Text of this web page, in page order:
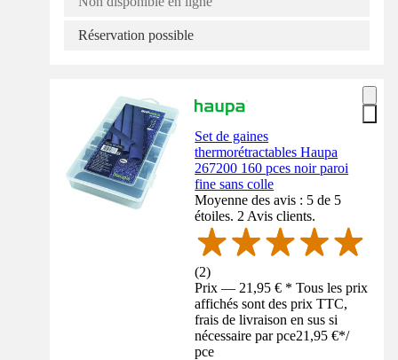
Réservation possible
Set de gaines
thermorétractables Haupa
267200 160 pces noir paroi
fine sans colle
Moyenne des avis : 5 de 5
étoiles. 2 Avis clients.
(2)
Prix — 21,95 € * Tous les prix
affichés sont des prix TTC,
frais de livraison en sus si
nécessaire par pce21,95 €*/
pce